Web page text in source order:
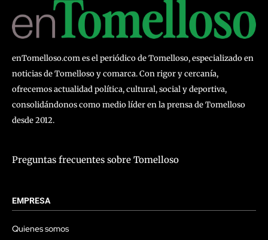
enTomelloso.com es el periódico de Tomelloso, especializado en
noticias de Tomelloso y comarca. Con rigor y cercanía,
ofrecemos actualidad política, cultural, social y deportiva,
consolidándonos como medio líder en la prensa de Tomelloso
desde 2012.
Preguntas frecuentes sobre Tomelloso
EMPRESA
Quienes somos